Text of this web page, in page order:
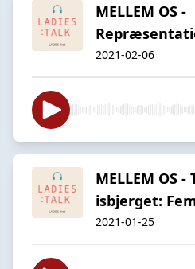
MELLEM OS -
2021-02-06
MELLEM OS
isbjerget:
2021-01-25